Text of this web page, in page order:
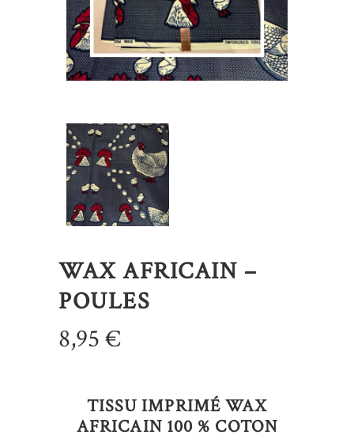
WAX AFRICAIN –
POULES
8,95€
TISSU IMPRIMÉ WAX
AFRICAIN 100 % COTON